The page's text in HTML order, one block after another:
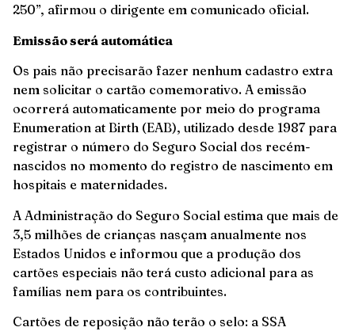
250”, afirmou o dirigente em comunicado oficial.
Emissão será automática
Os pais não precisarão fazer nenhum cadastro extra
nem solicitar o cartão comemorativo. A emissão
ocorrerá automaticamente por meio do programa
Enumeration at Birth (EAB), utilizado desde 1987 para
registrar o número do Seguro Social dos recém-
nascidos no momento do registro de nascimento em
hospitais e maternidades.
A Administração do Seguro Social estima que mais de
3,5 milhões de crianças nasçam anualmente nos
Estados Unidos e informou que a produção dos
cartões especiais não terá custo adicional para as
famílias nem para os contribuintes.
Cartões de reposição não terão o selo: a SSA